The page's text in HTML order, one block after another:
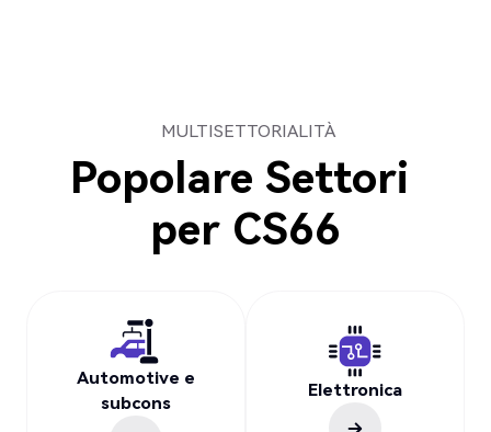
MULTISETTORIALITÀ
Popolare Settori
per CS66
Automotive e
subcons
Elettronica